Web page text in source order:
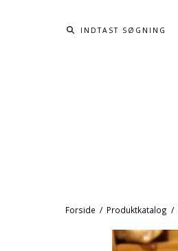
Forside / Produktkatalog /